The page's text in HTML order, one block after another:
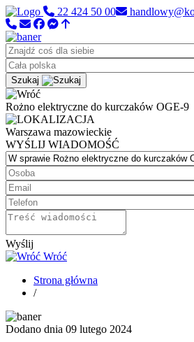
22 424 50 00
Szukaj
Rożno elektryczne do kurczaków OGE-9
Warszawa mazowieckie
WYŚLIJ WIADOMOŚĆ
Wyślij
Wróć
Strona główna
/
Dodano dnia 09 lutego 2024